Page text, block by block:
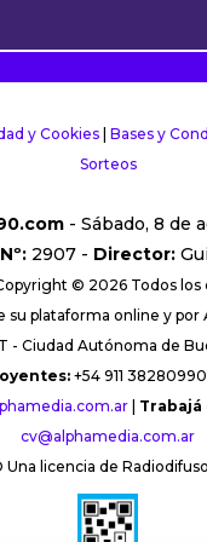
y Cookies| Bases y
Sorteos
- Sábado, 8 de
2907 - Director:
© 2026 Todos los
su plataforma online y por
- Ciudad Autónoma de
+54 911 38280990
| Trabajá
cv@alphamedia.com.ar
licencia de